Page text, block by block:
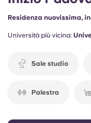
Residenza nuovissima,
Università più vicina:
Sale studio
Palestra